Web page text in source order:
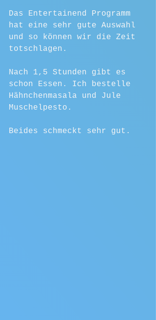
Das Entertainend Programm
hat eine sehr gute Auswahl
und so können wir die Zeit
totschlagen.
Nach 1,5 Stunden gibt es
schon Essen. Ich bestelle
Hähnchenmasala und Jule
Muschelpesto.
Beides schmeckt sehr gut.